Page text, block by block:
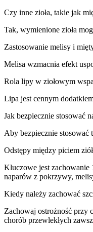
Czy inne zioła, takie jak
Tak, wymienione zioła
Zastosowanie melisy i
Melisa wzmacnia efekt
Rola lipy w ziołowym
Lipa jest cennym
Jak bezpiecznie stosować
Aby bezpiecznie stosować
Odstępy między piciem
Kluczowe jest zachowanie
naparów z pokrzywy,
Kiedy należy zachować
Zachowaj ostrożność przy
chorób przewlekłych